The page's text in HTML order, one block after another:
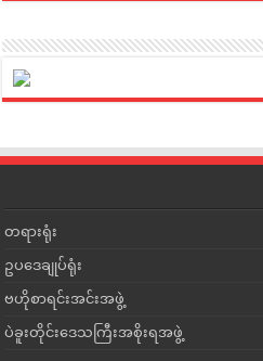
တရားရုံး
ဥပဒေချုပ်ရုံး
ဗဟိုစာရင်းအင်းအဖွဲ့
ပဲခူးတိုင်းဒေသကြီးအစိုးရအဖွဲ့